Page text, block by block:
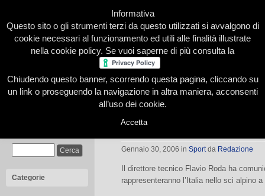
Home Presentazione Redazione Le nostre firme
Categorie
Torino 2006: le convocazioni dello
Gennaio 30, 2006 in Sportda Redazione
Il direttore tecnico Flavio Roda ha
rappresenteranno l’Italia nello sci alpino
Informativa
Questo sito o gli strumenti terzi da questo utilizzati si avvalgono di
cookie necessari al funzionamento ed utili alle finalità illustrate
nella cookie policy. Se vuoi saperne di più consulta la
Chiudendo questo banner, scorrendo questa pagina, cliccando su
un link o proseguendo la navigazione in altra maniera, acconsenti
all’uso dei cookie.
Accetta